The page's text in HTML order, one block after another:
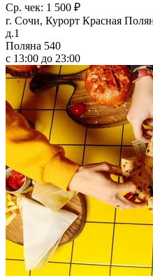
Ср. чек: 1 500 ₽
г. Сочи, Курорт Красная
д.1
Поляна 540
с 13:00 до 23:00